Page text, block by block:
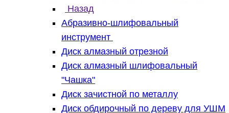
Назад
Абразивно-шлифовальный
инструмент
Диск алмазный отрезной
Диск алмазный шлифовальный
"Чашка"
Диск зачистной по металлу
Диск обдирочный по дереву для УШМ